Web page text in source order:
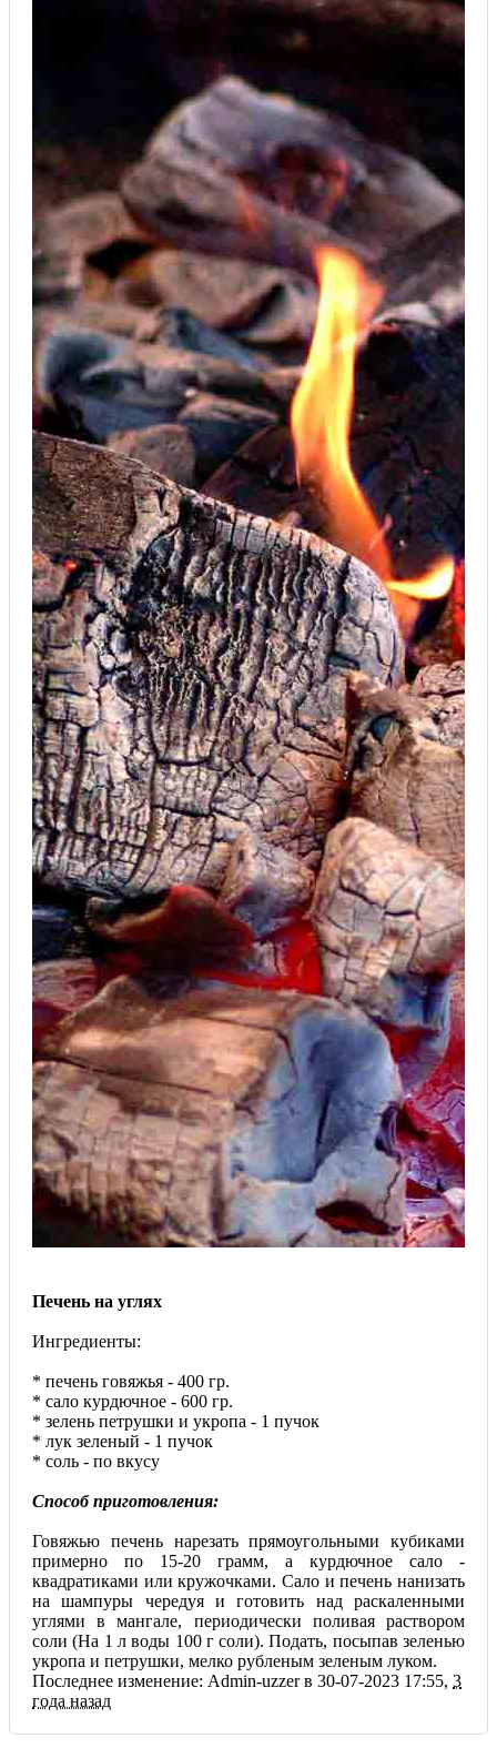
Печень на углях
Ингредиенты:
* печень говяжья - 400 гр.
* сало курдючное - 600 гр.
* зелень петрушки и укропа - 1 пучок
* лук зеленый - 1 пучок
* соль - по вкусу
Способ приготовления:
Говяжью печень нарезать прямоугольными кубиками
примерно по 15-20 грамм, а курдючное сало -
квадратиками или кружочками. Сало и печень нанизать
на шампуры чередуя и готовить над раскаленными
углями в мангале, периодически поливая раствором
соли (На 1 л воды 100 г соли). Подать, посыпав зеленью
укропа и петрушки, мелко рубленым зеленым луком.
Последнее изменение: Admin-uzzer в 30-07-2023 17:55, 3
года назад